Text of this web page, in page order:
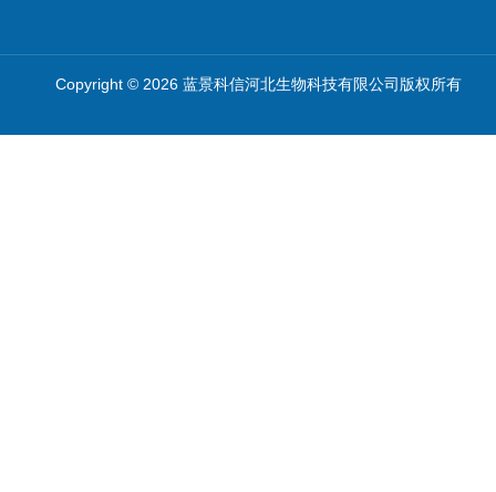
Copyright © 2026 蓝景科信河北生物科技有限公司版权所有